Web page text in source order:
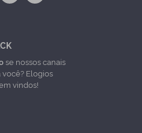
se nossos canais
Elogios
vindos!